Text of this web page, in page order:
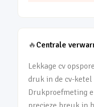
🔥 Centrale
Lekkage cv
druk in de cv-ketel
Drukproefmeting